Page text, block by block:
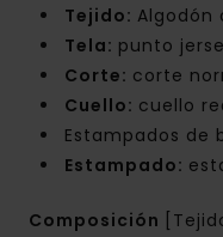
Tejido: Algodón
Tela: punto
Corte: corte
Cuello: cuello
Estampados de
Estampado:
Composición